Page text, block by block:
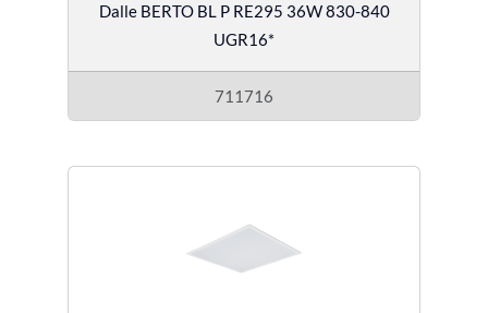
Dalle BERTO BL P RE295 36W 830-840
UGR16*
711716